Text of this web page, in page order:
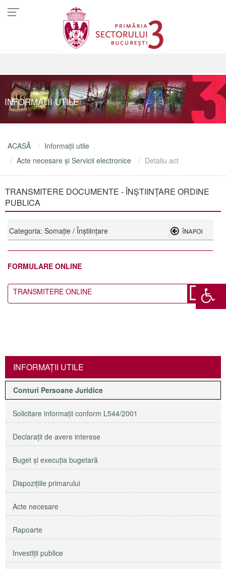
INFORMAŢII UTILE
ACASĂ
Informaţii utile
Acte necesare şi Servicii electronice
Detaliu act
TRANSMITERE DOCUMENTE - ÎNȘTIINȚARE ORDINE
PUBLICA
Categoria: Somație / Înștiințare
FORMULARE ONLINE
TRANSMITERE ONLINE
INFORMAŢII UTILE
Conturi Persoane Juridice
Solicitare informaţii conform L544/2001
Declaraţii de avere interese
Buget şi execuţia bugetară
Dispoziţiile primarului
Acte necesare
Rapoarte
Investiţii publice